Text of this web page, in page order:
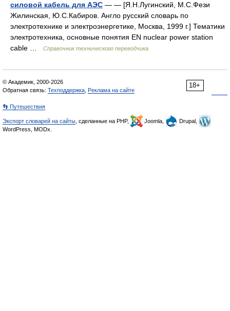
силовой кабель для АЭС — — [Я.Н.Лугинский, М.С.Фези
Жилинская, Ю.С.Кабиров. Англо русский словарь по
электротехнике и электроэнергетике, Москва, 1999 г.] Тематики
электротехника, основные понятия EN nuclear power station
cable …
Справочник технического переводчика
18+
© Академик, 2000-2026
Обратная связь: Техподдержка Реклама на сайте
👣 Путешествия
Экспорт словарей на сайты , сделанные на PHP, Joomla,
Drupal,
WordPress, MODx.